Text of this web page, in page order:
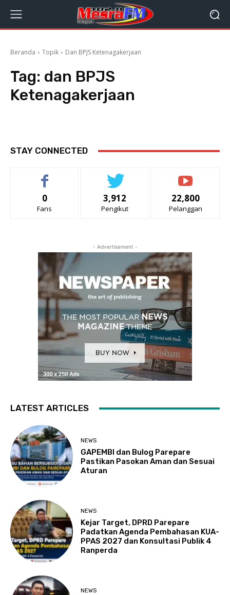
Beranda Topik Dan BPJS Ketenagakerjaan
Tag: dan BPJS
Ketenagakerjaan
STAY CONNECTED
0
Fans
3,912
Pengikut
22,800
Pelanggan
- Advertisement -
LATEST ARTICLES
NEWS
GAPEMBI dan Bulog Parepare
Pastikan Pasokan Aman dan Sesuai
Aturan
NEWS
Kejar Target, DPRD Parepare
Padatkan Agenda Pembahasan KUA-
PPAS 2027 dan Konsultasi Publik 4
Ranperda
NEWS